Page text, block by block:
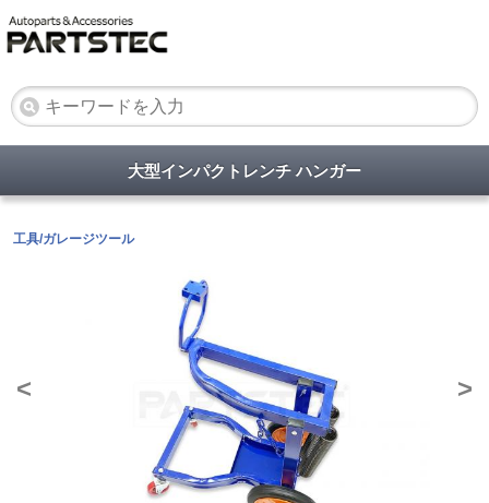
大型インパクトレンチ ハンガー
工具/ガレージツール
< >